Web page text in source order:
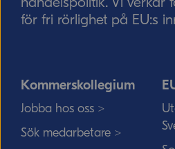
för fri rörlighet på EU:s
Kommerskollegium
Jobba hos oss >
Sök medarbetare >